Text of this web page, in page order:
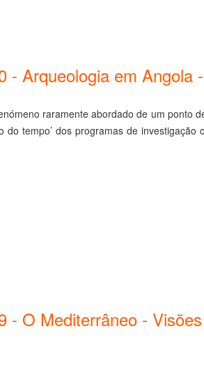
- Arqueologia em Angola
raramente abordado de um ponto
do tempo’ dos programas de
- O Mediterrâneo -